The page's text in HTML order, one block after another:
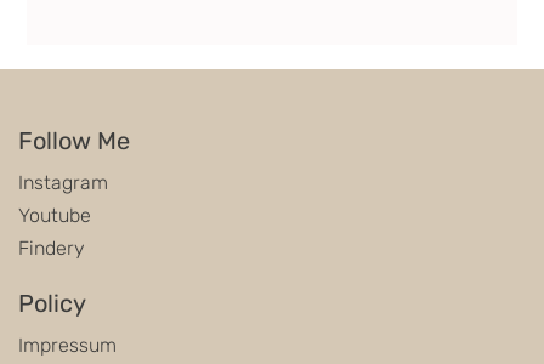
Follow Me
Instagram
Youtube
Findery
Policy
Impressum